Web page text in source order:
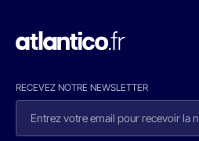
RECEVEZ NOTRE NEWSLETTER